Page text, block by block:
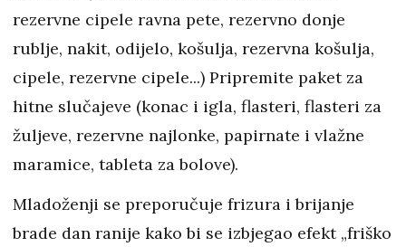
rezervne cipele ravna pete, rezervno donje
rublje, nakit, odijelo, košulja, rezervna košulja,
cipele, rezervne cipele...) Pripremite paket za
hitne slučajeve (konac i igla, flasteri, flasteri za
žuljeve, rezervne najlonke, papirnate i vlažne
maramice, tableta za bolove).
Mladoženji se preporučuje frizura i brijanje
brade dan ranije kako bi se izbjegao efekt „friško